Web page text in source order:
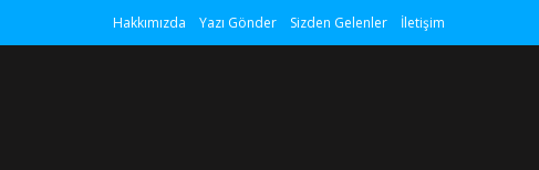
Hakkımızda Yazı Gönder Sizden Gelenler İletişim